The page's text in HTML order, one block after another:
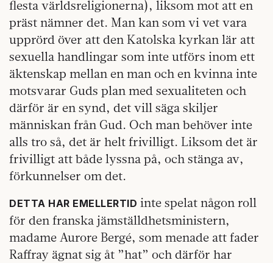
flesta världsreligionerna), liksom mot att en
präst nämner det. Man kan som vi vet vara
upprörd över att den Katolska kyrkan lär att
sexuella handlingar som inte utförs inom ett
äktenskap mellan en man och en kvinna inte
motsvarar Guds plan med sexualiteten och
därför är en synd, det vill säga skiljer
människan från Gud. Och man behöver inte
alls tro så, det är helt frivilligt. Liksom det är
frivilligt att både lyssna på, och stänga av,
förkunnelser om det.
DETTA HAR EMELLERTID inte spelat någon roll
för den franska jämställdhetsministern,
madame Aurore Bergé, som menade att fader
Raffray ägnat sig åt ”hat” och därför har